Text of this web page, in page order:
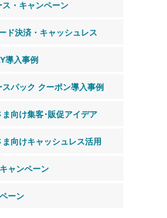
ス・キャンペーン
ド決済・キャッシュレス
導入事例
スパック クーポン導入事例
ま向け集客･販促アイデア
ま向けキャッシュレス活用
ャンペーン
ーン